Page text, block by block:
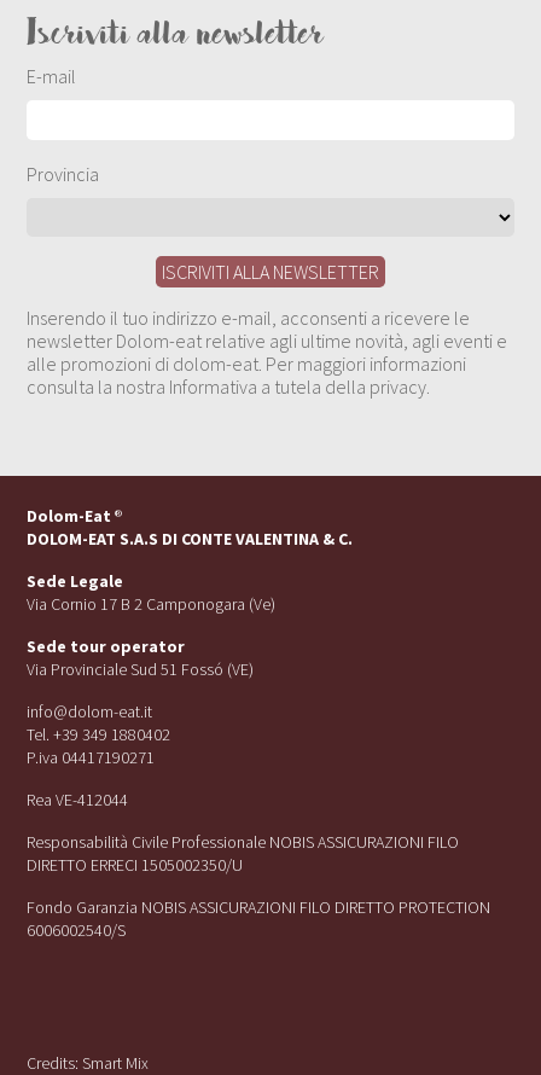
Iscriviti alla newsletter
E-mail
Provincia
Inserendo il tuo indirizzo e-mail, acconsenti a ricevere le
newsletter Dolom-eat relative agli ultime novità, agli eventi e
alle promozioni di dolom-eat. Per maggiori informazioni
consulta la nostra Informativa a tutela della privacy.
Dolom-Eat ®
DOLOM-EAT S.A.S DI CONTE VALENTINA & C.
Sede Legale
Via Cornio 17 B 2 Camponogara (Ve)
Sede tour operator
Via Provinciale Sud 51 Fossó (VE)
info@dolom-eat.it
Tel. +39 349 1880402
P.iva 04417190271
Rea VE-412044
Responsabilità Civile Professionale NOBIS ASSICURAZIONI FILO
DIRETTO ERRECI 1505002350/U
Fondo Garanzia NOBIS ASSICURAZIONI FILO DIRETTO PROTECTION
6006002540/S
Credits:Smart Mix